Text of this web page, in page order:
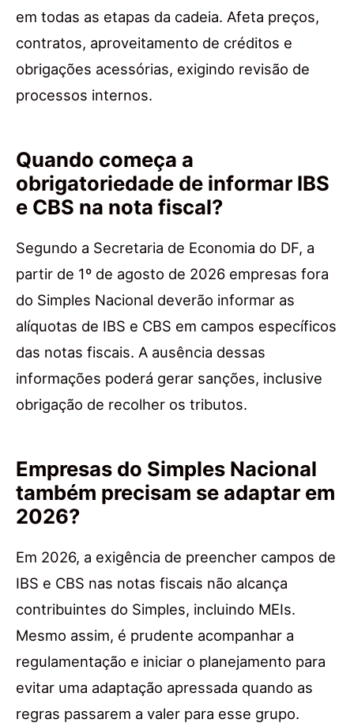
em todas as etapas da cadeia. Afeta preços,
contratos, aproveitamento de créditos e
obrigações acessórias, exigindo revisão de
processos internos.
Quando começa a
obrigatoriedade de informar IBS
e CBS na nota fiscal?
Segundo a Secretaria de Economia do DF, a
partir de 1º de agosto de 2026 empresas fora
do Simples Nacional deverão informar as
alíquotas de IBS e CBS em campos específicos
das notas fiscais. A ausência dessas
informações poderá gerar sanções, inclusive
obrigação de recolher os tributos.
Empresas do Simples Nacional
também precisam se adaptar em
2026?
Em 2026, a exigência de preencher campos de
IBS e CBS nas notas fiscais não alcança
contribuintes do Simples, incluindo MEIs.
Mesmo assim, é prudente acompanhar a
regulamentação e iniciar o planejamento para
evitar uma adaptação apressada quando as
regras passarem a valer para esse grupo.